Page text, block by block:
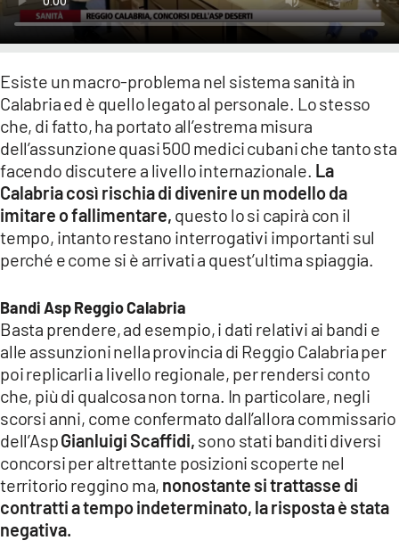
COSENZACHANNEL.IT
CATANZAROCHANNEL.IT
LACAPITALENEWS.IT
App
ANDROID
APPLE
Esiste un macro-problema nel sistema sanità in
Calabria ed è quello legato al personale. Lo stesso
che, di fatto, ha portato all’estrema misura
dell’assunzione quasi 500 medici cubani che tanto sta
facendo discutere a livello internazionale. La
Calabria così rischia di divenire un modello da
imitare o fallimentare, questo lo si capirà con il
tempo, intanto restano interrogativi importanti sul
perché e come si è arrivati a quest’ultima spiaggia.
Bandi Asp Reggio Calabria
Basta prendere, ad esempio, i dati relativi ai bandi e
alle assunzioni nella provincia di Reggio Calabria per
poi replicarli a livello regionale, per rendersi conto
che, più di qualcosa non torna. In particolare, negli
scorsi anni, come confermato dall’allora commissario
dell’AspGianluigi Scaffidi, sono stati banditi diversi
concorsi per altrettante posizioni scoperte nel
territorio reggino ma, nonostante si trattasse di
contratti a tempo indeterminato, la risposta è stata
negativa.